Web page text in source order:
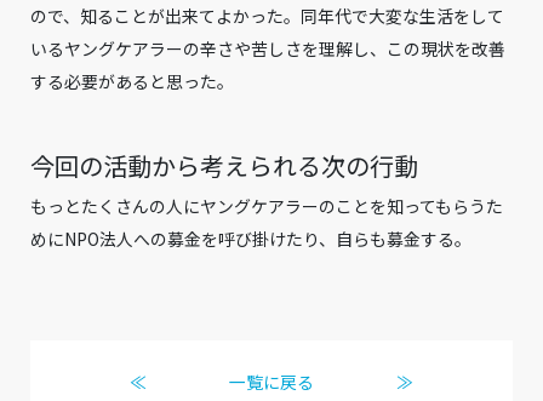
ので、知ることが出来てよかった。同年代で大変な生活をして
いるヤングケアラーの辛さや苦しさを理解し、この現状を改善
する必要があると思った。
今回の活動から考えられる次の行動
もっとたくさんの人にヤングケアラーのことを知ってもらうた
めにNPO法人への募金を呼び掛けたり、自らも募金する。
≪ 一覧に戻る ≫